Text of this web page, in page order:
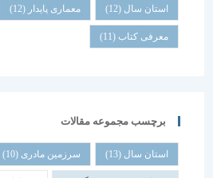
استان سال(12) معماری پایدار (12)
معرفی کتاب(11)
برچسب مجموعه مقالات
استان سال(13) سرزمین مادری(10)